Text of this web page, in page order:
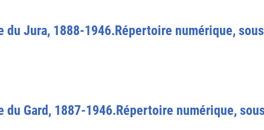
Jura, 1888-1946.Répertoire numérique,
Gard, 1887-1946.Répertoire numérique,